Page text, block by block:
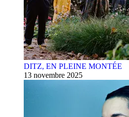
DITZ, EN PLEINE MONTÉE
13 novembre 2025